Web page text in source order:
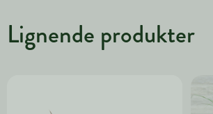
Lignende produkter